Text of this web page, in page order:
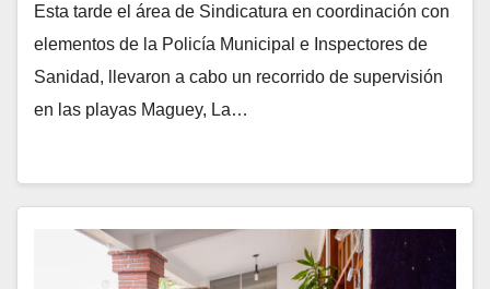
Esta tarde el área de Sindicatura en coordinación con
elementos de la Policía Municipal e Inspectores de
Sanidad, llevaron a cabo un recorrido de supervisión
en las playas Maguey, La…